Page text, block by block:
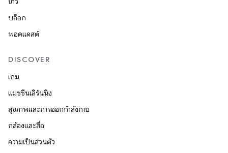
บล็อก
พอดแคสต์
DISCOVER
เกม
แมชชีนเลิร์นนิง
สุขภาพและการออกกำลังกาย
กล้องและสื่อ
ความเป็นส่วนตัว